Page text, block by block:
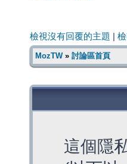
檢視沒有回覆的主題
MozTW» 討論區首頁
這個隱